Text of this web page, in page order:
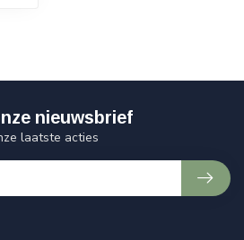
nieuwsbrief
laatste acties